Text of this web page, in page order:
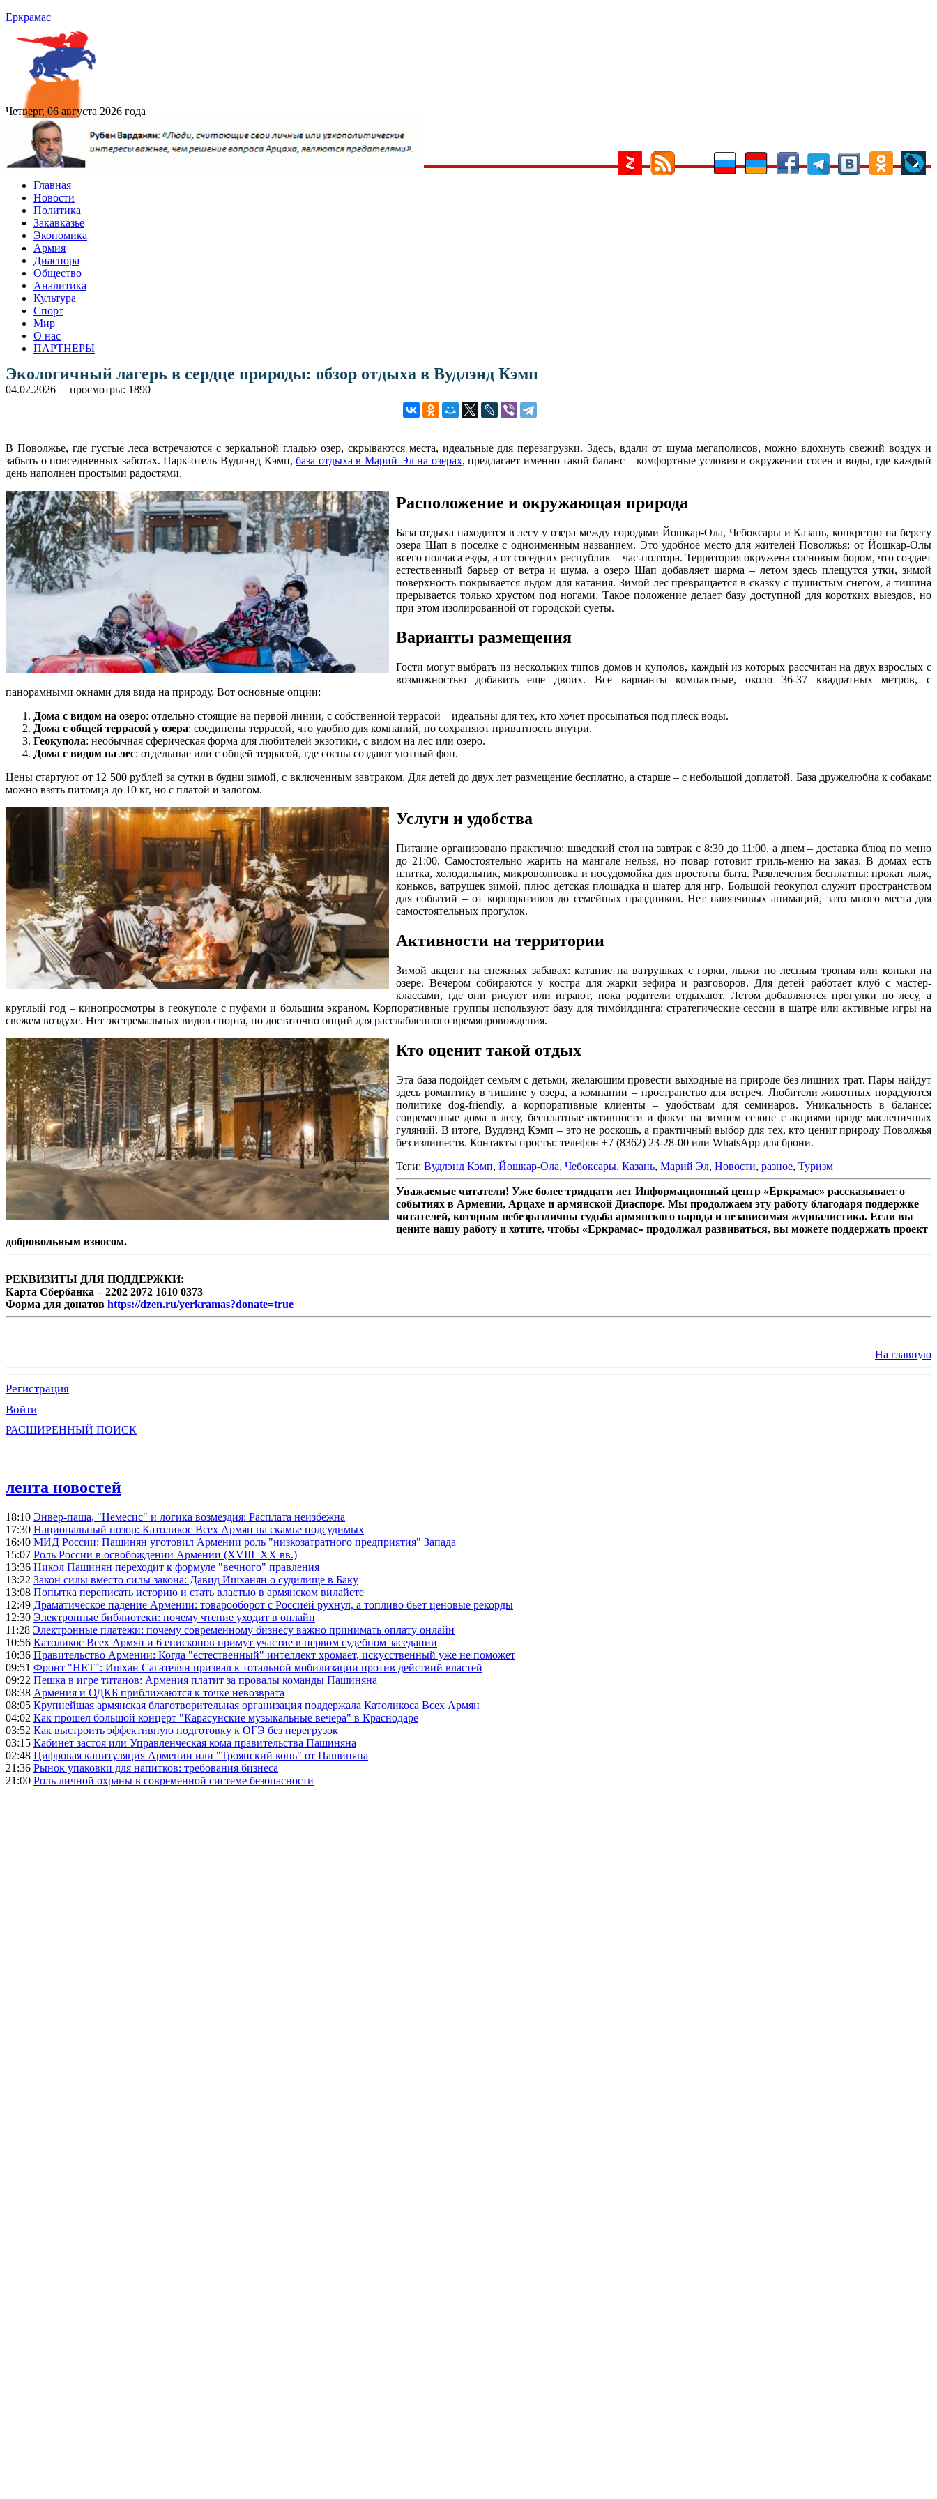
Еркрамас
Четверг, 06 августа 2026 года
Главная
Новости
Политика
Закавказье
Экономика
Армия
Диаспора
Общество
Аналитика
Культура
Спорт
Мир
О нас
ПАРТНЕРЫ
Экологичный лагерь в сердце природы: обзор отдыха в Вудлэнд Кэмп
04.02.2026 просмотры: 1890
В Поволжье, где густые леса встречаются с зеркальной гладью озер, скрываются места, идеальные для перезагрузки. Здесь, вдали от шума мегаполисов, можно вдохнуть свежий воздух и
забыть о повседневных заботах. Парк-отель Вудлэнд Кэмп,база отдыха в Марий Эл на озерах, предлагает именно такой баланс – комфортные условия в окружении сосен и воды, где каждый
день наполнен простыми радостями.
Расположение и окружающая природа
База отдыха находится в лесу у озера между городами Йошкар-Ола, Чебоксары и Казань, конкретно на берегу
озера Шап в поселке с одноименным названием. Это удобное место для жителей Поволжья: от Йошкар-Олы
всего полчаса езды, а от соседних республик – час-полтора. Территория окружена сосновым бором, что создает
естественный барьер от ветра и шума, а озеро Шап добавляет шарма – летом здесь плещутся утки, зимой
поверхность покрывается льдом для катания. Зимой лес превращается в сказку с пушистым снегом, а тишина
прерывается только хрустом под ногами. Такое положение делает базу доступной для коротких выездов, но
при этом изолированной от городской суеты.
Варианты размещения
Гости могут выбрать из нескольких типов домов и куполов, каждый из которых рассчитан на двух взрослых с
возможностью добавить еще двоих. Все варианты компактные, около 36-37 квадратных метров, с
панорамными окнами для вида на природу. Вот основные опции:
Дома с видом на озеро: отдельно стоящие на первой линии, с собственной террасой – идеальны для тех, кто хочет просыпаться под плеск воды.
Дома с общей террасой у озера: соединены террасой, что удобно для компаний, но сохраняют приватность внутри.
Геокупола: необычная сферическая форма для любителей экзотики, с видом на лес или озеро.
Дома с видом на лес: отдельные или с общей террасой, где сосны создают уютный фон.
Цены стартуют от 12 500 рублей за сутки в будни зимой, с включенным завтраком. Для детей до двух лет размещение бесплатно, а старше – с небольшой доплатой. База дружелюбна к собакам:
можно взять питомца до 10 кг, но с платой и залогом.
Услуги и удобства
Питание организовано практично: шведский стол на завтрак с 8:30 до 11:00, а днем – доставка блюд по меню
до 21:00. Самостоятельно жарить на мангале нельзя, но повар готовит гриль-меню на заказ. В домах есть
плитка, холодильник, микроволновка и посудомойка для простоты быта. Развлечения бесплатны: прокат лыж,
коньков, ватрушек зимой, плюс детская площадка и шатер для игр. Большой геокупол служит пространством
для событий – от корпоративов до семейных праздников. Нет навязчивых анимаций, зато много места для
самостоятельных прогулок.
Активности на территории
Зимой акцент на снежных забавах: катание на ватрушках с горки, лыжи по лесным тропам или коньки на
озере. Вечером собираются у костра для жарки зефира и разговоров. Для детей работает клуб с мастер-
классами, где они рисуют или играют, пока родители отдыхают. Летом добавляются прогулки по лесу, а
круглый год – кинопросмотры в геокуполе с пуфами и большим экраном. Корпоративные группы используют базу для тимбилдинга: стратегические сессии в шатре или активные игры на
свежем воздухе. Нет экстремальных видов спорта, но достаточно опций для расслабленного времяпровождения.
Кто оценит такой отдых
Эта база подойдет семьям с детьми, желающим провести выходные на природе без лишних трат. Пары найдут
здесь романтику в тишине у озера, а компании – пространство для встреч. Любители животных порадуются
политике dog-friendly, а корпоративные клиенты – удобствам для семинаров. Уникальность в балансе:
современные дома в лесу, бесплатные активности и фокус на зимнем сезоне с акциями вроде масленичных
гуляний. В итоге, Вудлэнд Кэмп – это не роскошь, а практичный выбор для тех, кто ценит природу Поволжья
без излишеств. Контакты просты: телефон +7 (8362) 23-28-00 или WhatsApp для брони.
Теги: Вудлэнд Кэмп, Йошкар-Ола, Чебоксары, Казань, Марий Эл, Новости, разное, Туризм
Уважаемые читатели! Уже более тридцати лет Информационный центр «Еркрамас» рассказывает о
событиях в Армении, Арцахе и армянской Диаспоре. Мы продолжаем эту работу благодаря поддержке
читателей, которым небезразличны судьба армянского народа и независимая журналистика. Если вы
цените нашу работу и хотите, чтобы «Еркрамас» продолжал развиваться, вы можете поддержать проект
добровольным взносом.
РЕКВИЗИТЫ ДЛЯ ПОДДЕРЖКИ:
Карта Сбербанка – 2202 2072 1610 0373
Форма для донатов https://dzen.ru/yerkramas?donate=true
На главную
Регистрация
Войти
РАСШИРЕННЫЙ ПОИСК
лента новостей
18:10 Энвер-паша, "Немесис" и логика возмездия: Расплата неизбежна
17:30 Национальный позор: Католикос Всех Армян на скамье подсудимых
16:40 МИД России: Пашинян уготовил Армении роль "низкозатратного предприятия" Запада
15:07 Роль России в освобождении Армении (XVIII–XX вв.)
13:36 Никол Пашинян переходит к формуле "вечного" правления
13:22 Закон силы вместо силы закона: Давид Ишханян о судилище в Баку
13:08 Попытка переписать историю и стать властью в армянском вилайете
12:49 Драматическое падение Армении: товарооборот с Россией рухнул, а топливо бьет ценовые рекорды
12:30 Электронные библиотеки: почему чтение уходит в онлайн
11:28 Электронные платежи: почему современному бизнесу важно принимать оплату онлайн
10:56 Католикос Всех Армян и 6 епископов примут участие в первом судебном заседании
10:36 Правительство Армении: Когда "естественный" интеллект хромает, искусственный уже не поможет
09:51 Фронт "НЕТ": Ишхан Сагателян призвал к тотальной мобилизации против действий властей
09:22 Пешка в игре титанов: Армения платит за провалы команды Пашиняна
08:38 Армения и ОДКБ приближаются к точке невозврата
08:05 Крупнейшая армянская благотворительная организация поддержала Католикоса Всех Армян
04:02 Как прошел большой концерт "Карасунские музыкальные вечера" в Краснодаре
03:52 Как выстроить эффективную подготовку к ОГЭ без перегрузок
03:15 Кабинет застоя или Управленческая кома правительства Пашиняна
02:48 Цифровая капитуляция Армении или "Троянский конь" от Пашиняна
21:36 Рынок упаковки для напитков: требования бизнеса
21:00 Роль личной охраны в современной системе безопасности